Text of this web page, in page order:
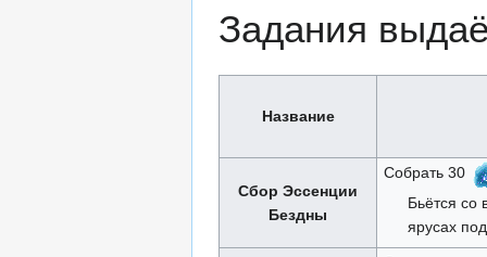
Задания
Название
Сбор Эссенции
Бездны
Собрать 30
Бьётся со
ярусах